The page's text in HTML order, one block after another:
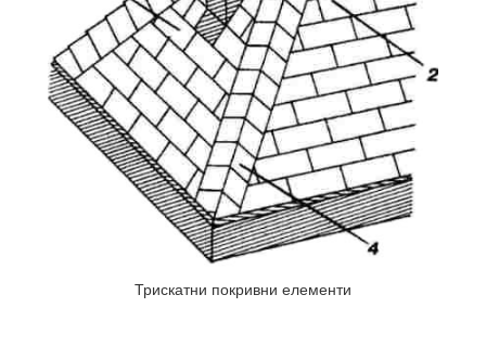
Трискатни покривни елементи